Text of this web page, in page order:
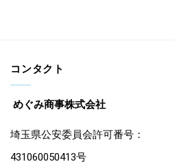
コンタクト
めぐみ商事株式会社
埼玉県公安委員会許可番号：
431060050413号